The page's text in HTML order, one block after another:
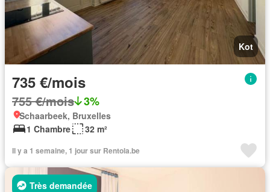
Kot
735 €/mois
755 €/mois 3%
Schaarbeek, Bruxelles
1 Chambre
32 m²
Il y a 1 semaine, 1 jour sur Rentola.be
Très demandée